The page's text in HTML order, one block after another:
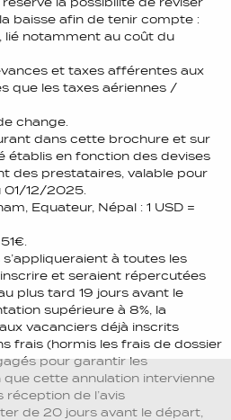
baisse afin de tenir compte :
lié notamment au coût du
et taxes afférentes aux
que les taxes aériennes /
change.
dans cette brochure et sur
établis en fonction des devises
des prestataires, valable pour
01/12/2025.
Equateur, Népal : 1 USD =
à toutes les
et seraient répercutées
plus tard 19 jours avant le
supérieure à 8%, la
vacanciers déjà inscrits
frais (hormis les frais de dossier
pour garantir les
que cette annulation intervienne
de l’avis
de 20 jours avant le départ,